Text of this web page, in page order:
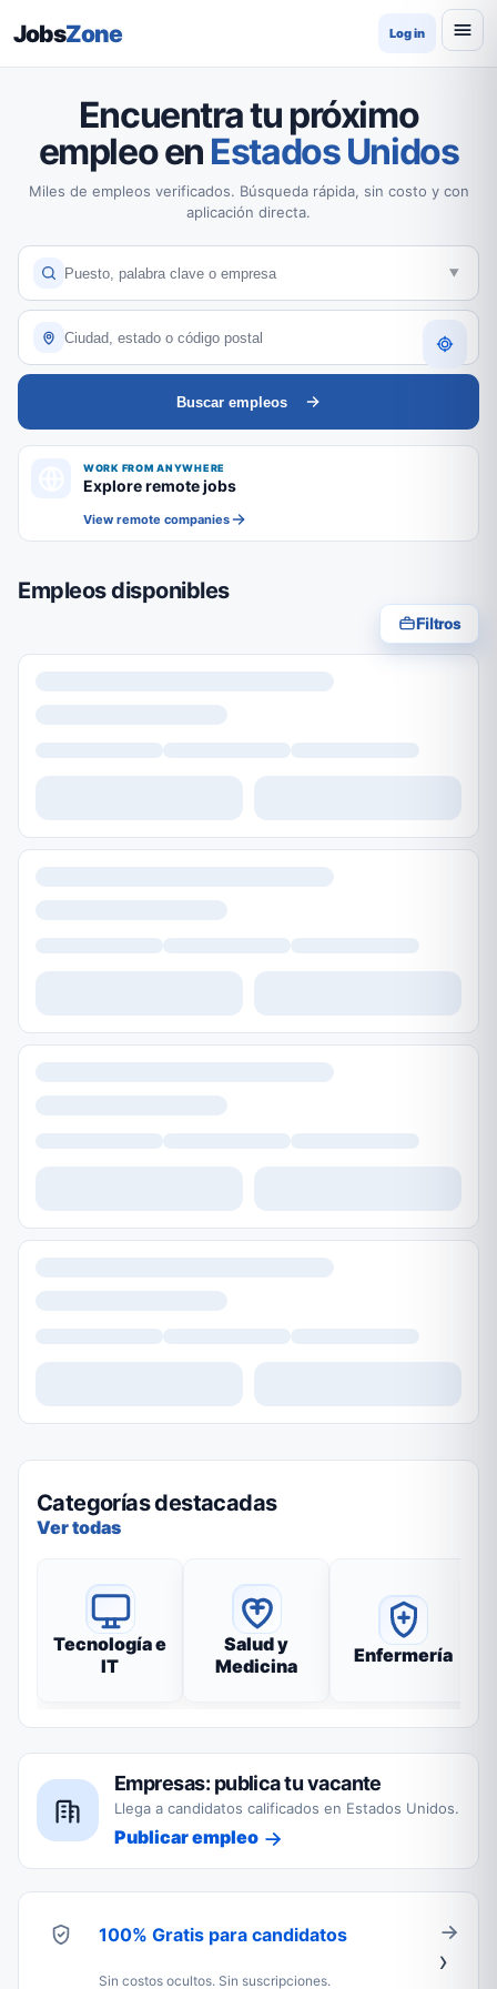
JobsZone Log in
Encuentra tu próximo
empleo en Estados Unidos
Miles de empleos verificados. Búsqueda rápida, sin costo y con
aplicación directa.
Buscar empleos
WORK FROM ANYWHERE
Explore remote jobs
View remote companies
Empleos disponibles
Filtros
Categorías destacadas
Ver todas
Tecnología e
IT
Salud y
Medicina
Enfermería
Empresas: publica tu vacante
Llega a candidatos calificados en Estados Unidos.
Publicar empleo
100% Gratis para candidatos
Sin costos ocultos. Sin suscripciones.